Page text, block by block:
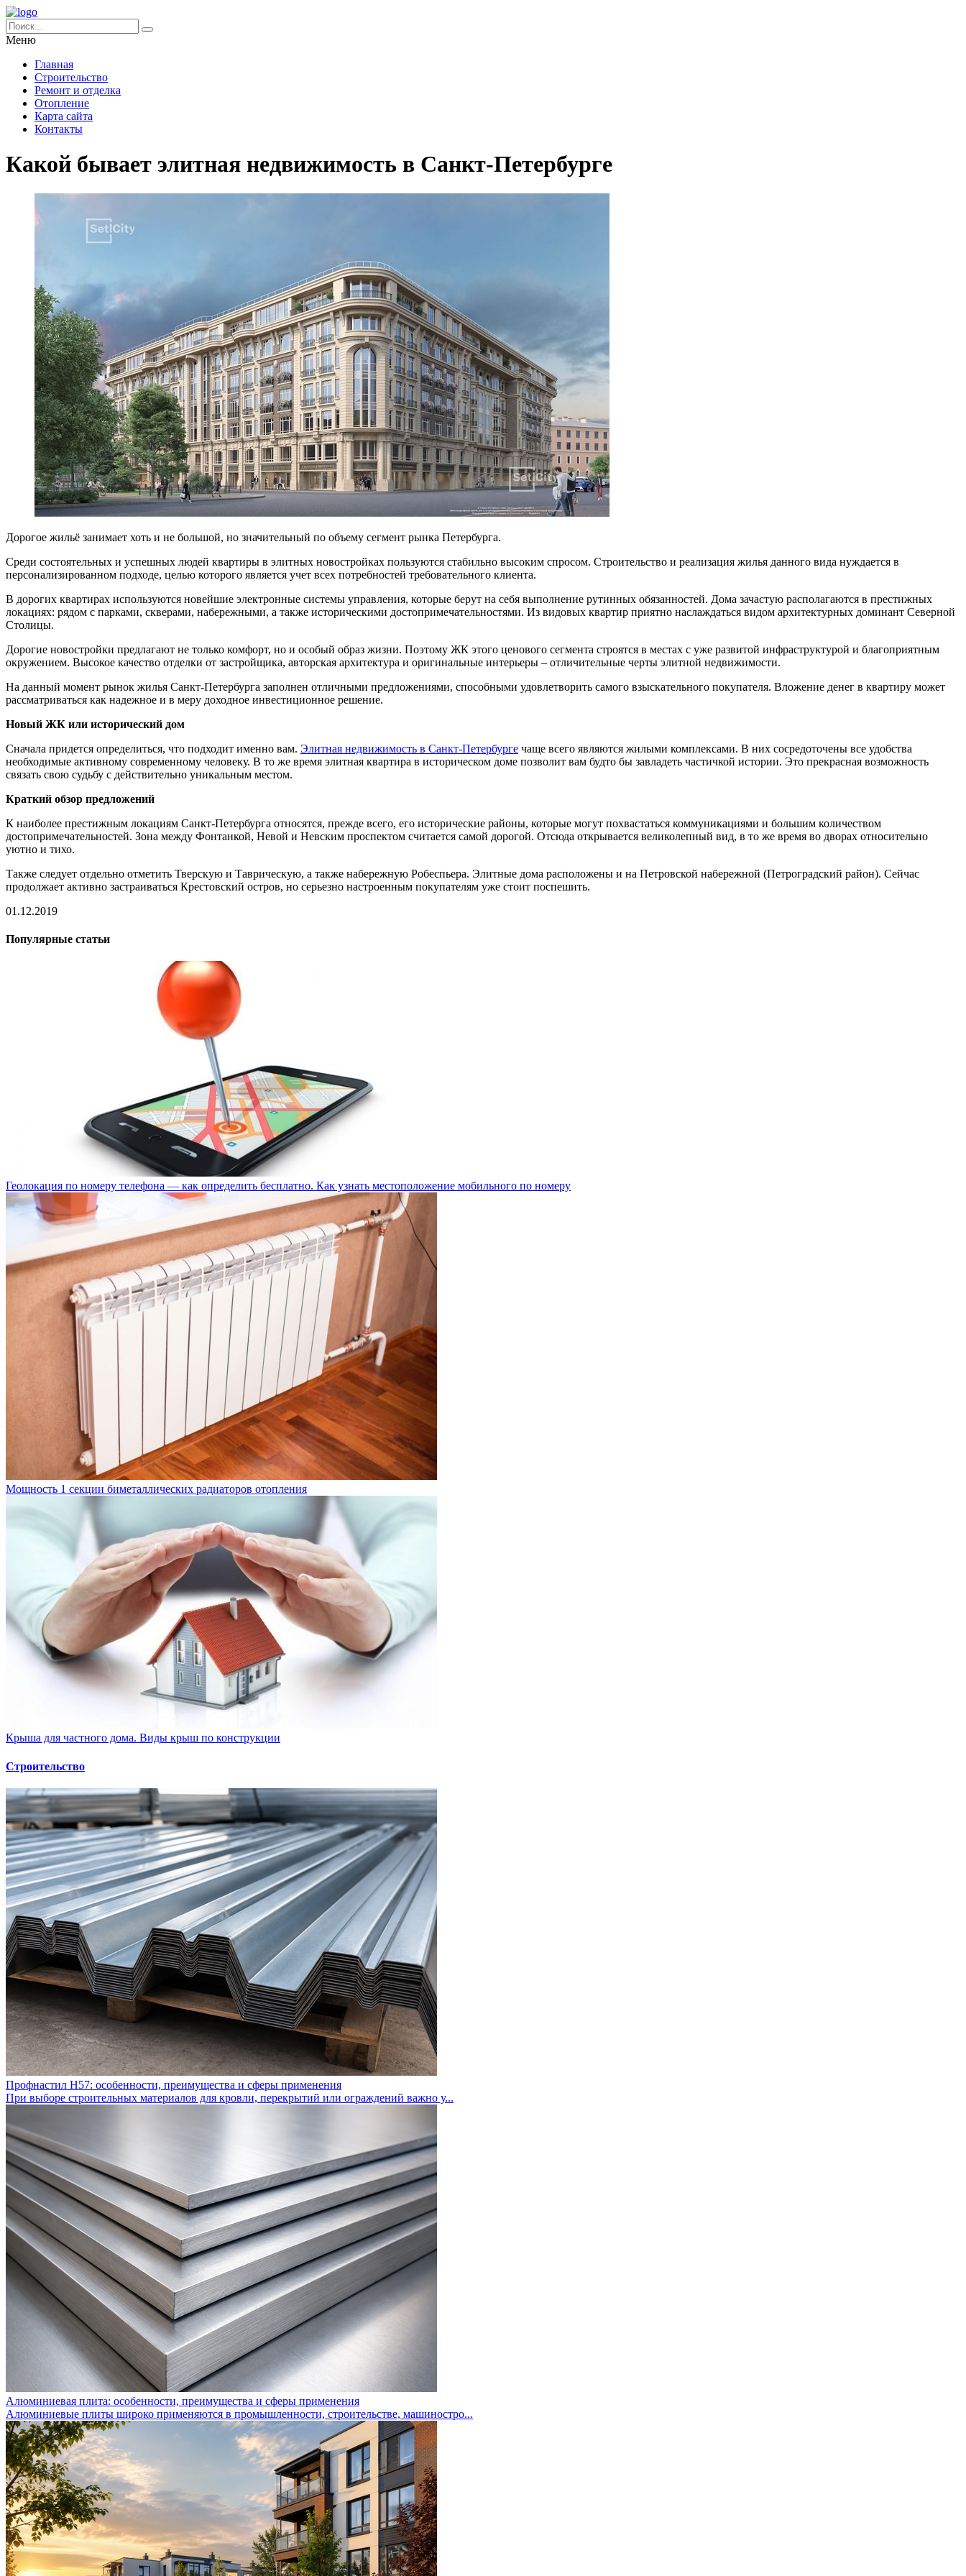
Меню
Главная
Строительство
Ремонт и отделка
Отопление
Карта сайта
Контакты
Какой бывает элитная недвижимость в Санкт-Петербурге
Дорогое жильё занимает хоть и не большой, но значительный по объему сегмент рынка Петербурга.
Среди состоятельных и успешных людей квартиры в элитных новостройках пользуются стабильно высоким спросом. Строительство и реализация жилья данного вида нуждается в
персонализированном подходе, целью которого является учет всех потребностей требовательного клиента.
В дорогих квартирах используются новейшие электронные системы управления, которые берут на себя выполнение рутинных обязанностей. Дома зачастую располагаются в престижных
локациях: рядом с парками, скверами, набережными, а также историческими достопримечательностями. Из видовых квартир приятно наслаждаться видом архитектурных доминант Северной
Столицы.
Дорогие новостройки предлагают не только комфорт, но и особый образ жизни. Поэтому ЖК этого ценового сегмента строятся в местах с уже развитой инфраструктурой и благоприятным
окружением. Высокое качество отделки от застройщика, авторская архитектура и оригинальные интерьеры – отличительные черты элитной недвижимости.
На данный момент рынок жилья Санкт-Петербурга заполнен отличными предложениями, способными удовлетворить самого взыскательного покупателя. Вложение денег в квартиру может
рассматриваться как надежное и в меру доходное инвестиционное решение.
Новый ЖК или исторический дом
Сначала придется определиться, что подходит именно вам. Элитная недвижимость в Санкт-Петербурге чаще всего являются жилыми комплексами. В них сосредоточены все удобства
необходимые активному современному человеку. В то же время элитная квартира в историческом доме позволит вам будто бы завладеть частичкой истории. Это прекрасная возможность
связать свою судьбу с действительно уникальным местом.
Краткий обзор предложений
К наиболее престижным локациям Санкт-Петербурга относятся, прежде всего, его исторические районы, которые могут похвастаться коммуникациями и большим количеством
достопримечательностей. Зона между Фонтанкой, Невой и Невским проспектом считается самой дорогой. Отсюда открывается великолепный вид, в то же время во дворах относительно
уютно и тихо.
Также следует отдельно отметить Тверскую и Таврическую, а также набережную Робеспьера. Элитные дома расположены и на Петровской набережной (Петроградский район). Сейчас
продолжает активно застраиваться Крестовский остров, но серьезно настроенным покупателям уже стоит поспешить.
01.12.2019
Популярные статьи
Геолокация по номеру телефона — как определить бесплатно. Как узнать местоположение мобильного по номеру
Мощность 1 секции биметаллических радиаторов отопления
Крыша для частного дома. Виды крыш по конструкции
Строительство
Профнастил Н57: особенности, преимущества и сферы применения
При выборе строительных материалов для кровли, перекрытий или ограждений важно у...
Алюминиевая плита: особенности, преимущества и сферы применения
Алюминиевые плиты широко применяются в промышленности, строительстве, машиностро...